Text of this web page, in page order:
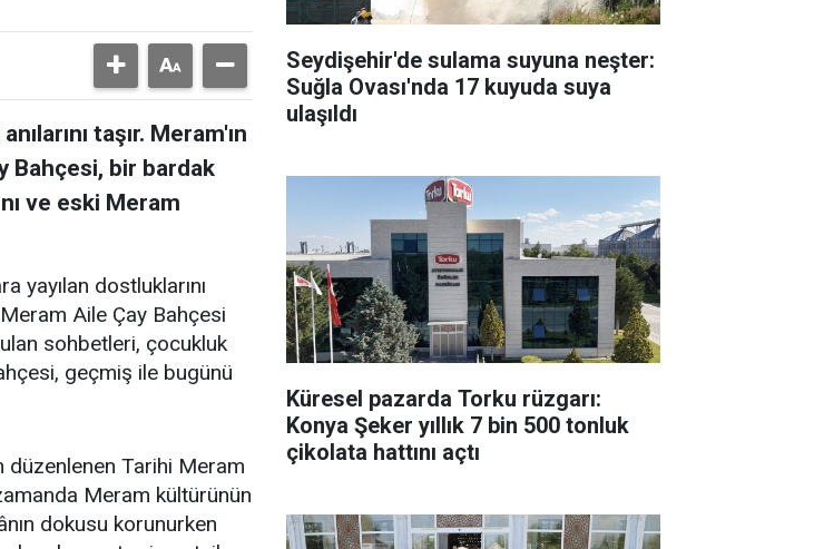
taşır. Meram'ın
Bahçesi, bir bardak
ve eski Meram
yayılan dostluklarını
Aile Çay Bahçesi
sohbetleri, çocukluk
geçmiş ile bugünü
düzenlenen Tarihi Meram
Meram kültürünün
dokusu korunurken
Seydişehir'de sulama suyuna neşter:
Suğla Ovası'nda 17 kuyuda suya
ulaşıldı
Küresel pazarda Torku rüzgarı:
Konya Şeker yıllık 7 bin 500 tonluk
çikolata hattını açtı